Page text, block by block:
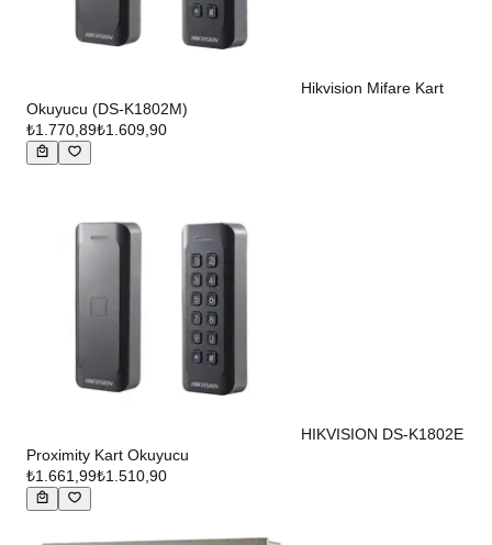
Hikvision Mifare Kart
Okuyucu (DS-K1802M)
₺1.770,89₺1.609,90
HIKVISION DS-K1802E
Proximity Kart Okuyucu
₺1.661,99₺1.510,90